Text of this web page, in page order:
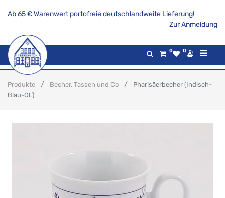
Ab 65 € Warenwert portofreie deutschlandweite Lieferung!
Zur Anmeldung
0 0
Produkte Becher, Tassen und Co
Pharisäerbecher (Indisch-
Blau-OL)